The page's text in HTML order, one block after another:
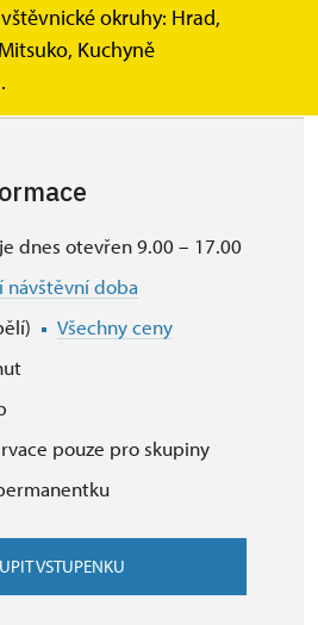
okruhy: Hrad,
Kuchyně
s bohatým vybavením.
okruhu 73 schodů.
dnes otevřen 9.00 – 17.00
návštěvní doba
Všechny ceny
pouze pro skupiny
VSTUPENKU